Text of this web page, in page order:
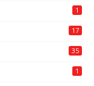
1
17
35
1